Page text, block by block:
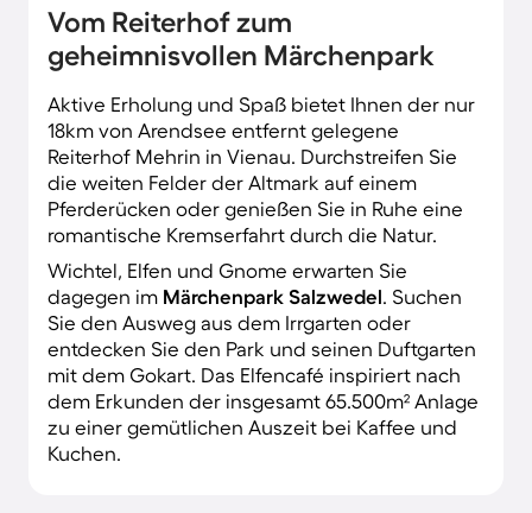
Vom Reiterhof zum
geheimnisvollen Märchenpark
Aktive Erholung und Spaß bietet Ihnen der nur
18km von Arendsee entfernt gelegene
Reiterhof Mehrin in Vienau. Durchstreifen Sie
die weiten Felder der Altmark auf einem
Pferderücken oder genießen Sie in Ruhe eine
romantische Kremserfahrt durch die Natur.
Wichtel, Elfen und Gnome erwarten Sie
dagegen im Märchenpark Salzwedel. Suchen
Sie den Ausweg aus dem Irrgarten oder
entdecken Sie den Park und seinen Duftgarten
mit dem Gokart. Das Elfencafé inspiriert nach
dem Erkunden der insgesamt 65.500m² Anlage
zu einer gemütlichen Auszeit bei Kaffee und
Kuchen.